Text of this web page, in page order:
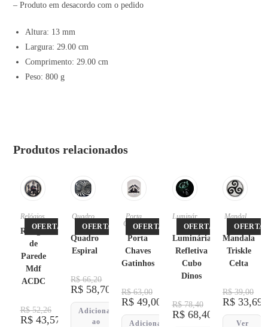
– Produto em desacordo com o pedido
Altura: 13 mm
Largura: 29.00 cm
Comprimento: 29.00 cm
Peso: 800 g
Produtos relacionados
OFERTA!
Relógios
Relógio
de
Parede
Mdf
ACDC
R$52,26
R$43,57
OFERTA!
Quadro
s
Quadro
Espiral
R$66,20
R$ 58,70
Adicionar
ao
OFERTA!
Porta
Chaves
Porta
Chaves
Gatinhos
R$63,00
R$49,00
Adicionar
OFERTA!
Luminár
ias
Luminária
Refletiva
Cubo
Dinos
R$78,40
R$68,40
OFERTA!
Mandal
as
Mandala
Triskle
Celta
R$39,00
R$ 33,69
Ver